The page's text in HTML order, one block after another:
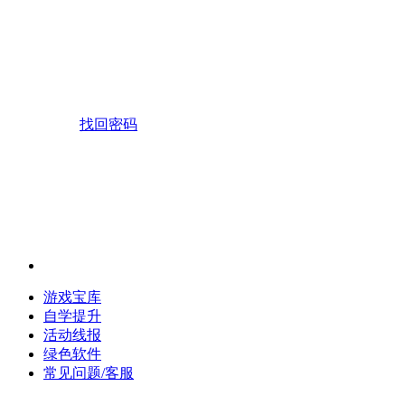
找回密码
游戏宝库
自学提升
活动线报
绿色软件
常见问题/客服